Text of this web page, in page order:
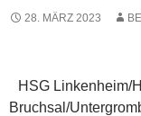
28. MÄRZ 2023
HSG Linkenheim/
Bruchsal/